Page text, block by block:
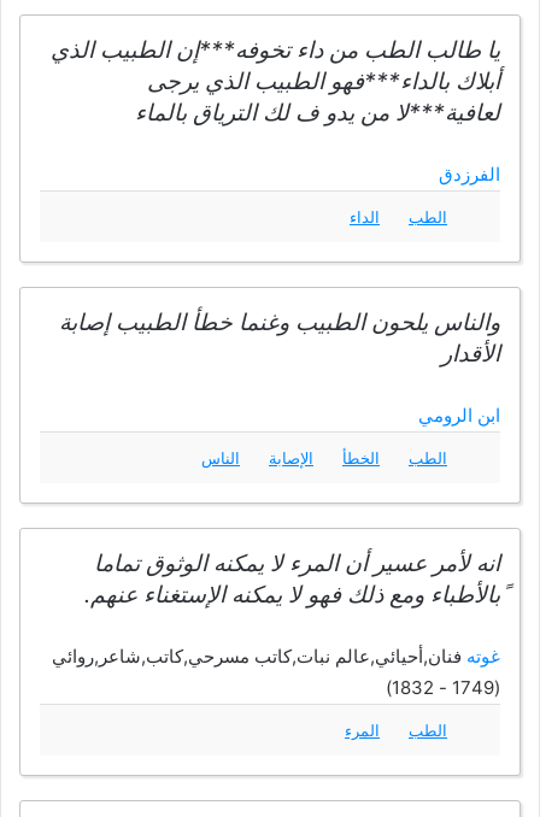
يا طالب الطب من داء تخوفه***إن الطبيب الذي
أبلاك بالداء***فهو الطبيب الذي يرجى
لعافية***لا من يدو ف لك الترياق بالماء
الفرزدق
الطب الداء
والناس يلحون الطبيب وغنما خطأ الطبيب إصابة
الأقدار
ابن الرومي
الطب الخطأ الإصابة الناس
انه لأمر عسير أن المرء لا يمكنه الوثوق تماما
ًبالأطباء ومع ذلك فهو لا يمكنه الإستغناء عنهم.
غوته فنان,أحيائي,عالم نبات,كاتب مسرحي,كاتب,شاعر,روائي
(1749 - 1832)
الطب المرء